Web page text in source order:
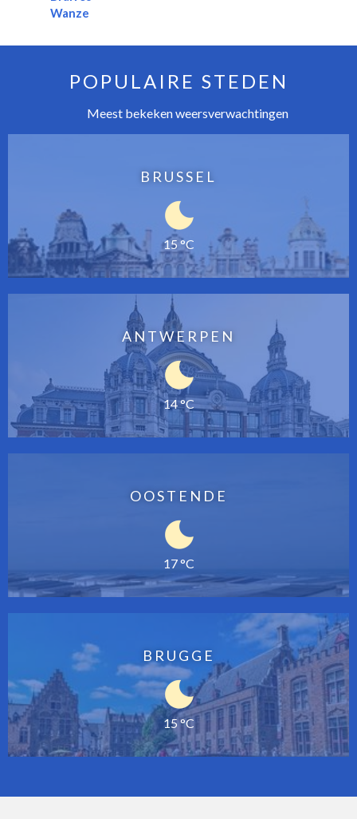
Wanze
POPULAIRE STEDEN
Meest bekeken weersverwachtingen
BRUSSEL
15 °C
ANTWERPEN
14 °C
OOSTENDE
17 °C
BRUGGE
15 °C